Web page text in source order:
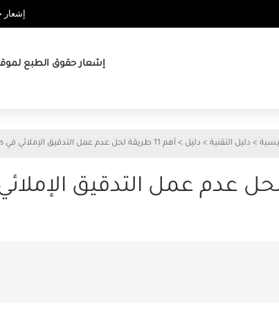
إشعار حقوق الطبع لموقع
> دليل التقنية > دليل > أهم 11 طريقة لحل عدم عمل التدقيق الإملائي في Google Docs